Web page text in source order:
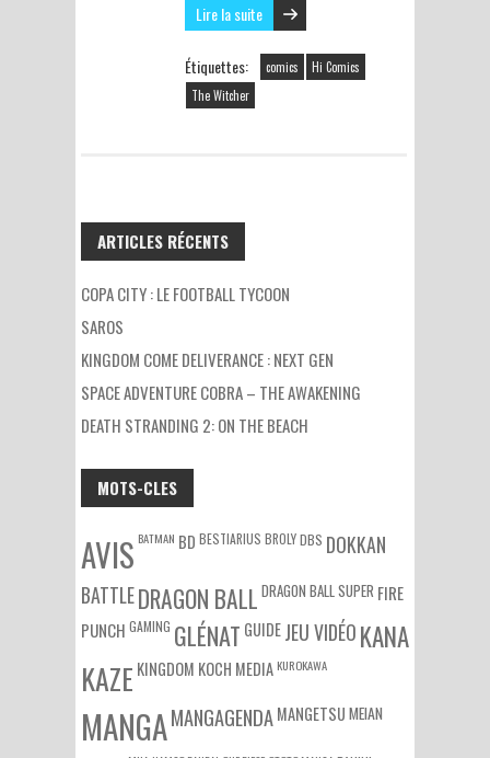
Lire la suite
Étiquettes: comics
Hi Comics
The Witcher
ARTICLES RÉCENTS
COPA CITY : LE FOOTBALL TYCOON
SAROS
KINGDOM COME DELIVERANCE : NEXT GEN
SPACE ADVENTURE COBRA – THE AWAKENING
DEATH STRANDING 2: ON THE BEACH
MOTS-CLES
AVIS BATMAN BD BESTIARIUS BROLYDBS DOKKAN
BATTLEDRAGON BALL DRAGON BALL SUPER FIRE
PUNCH GAMING GLÉNAT GUIDEJEU VIDÉOKANA
KAZE KINGDOM KOCH MEDIA KUROKAWA
MANGAMANGAGENDAMANGETSUMEIAN